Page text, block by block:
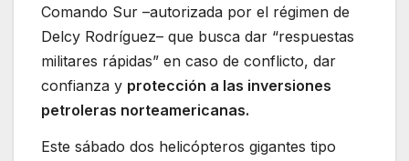
Comando Sur –autorizada por el régimen de
Delcy Rodríguez– que busca dar “respuestas
militares rápidas” en caso de conflicto, dar
confianza y protección a las inversiones
petroleras norteamericanas.
Este sábado dos helicópteros gigantes tipo